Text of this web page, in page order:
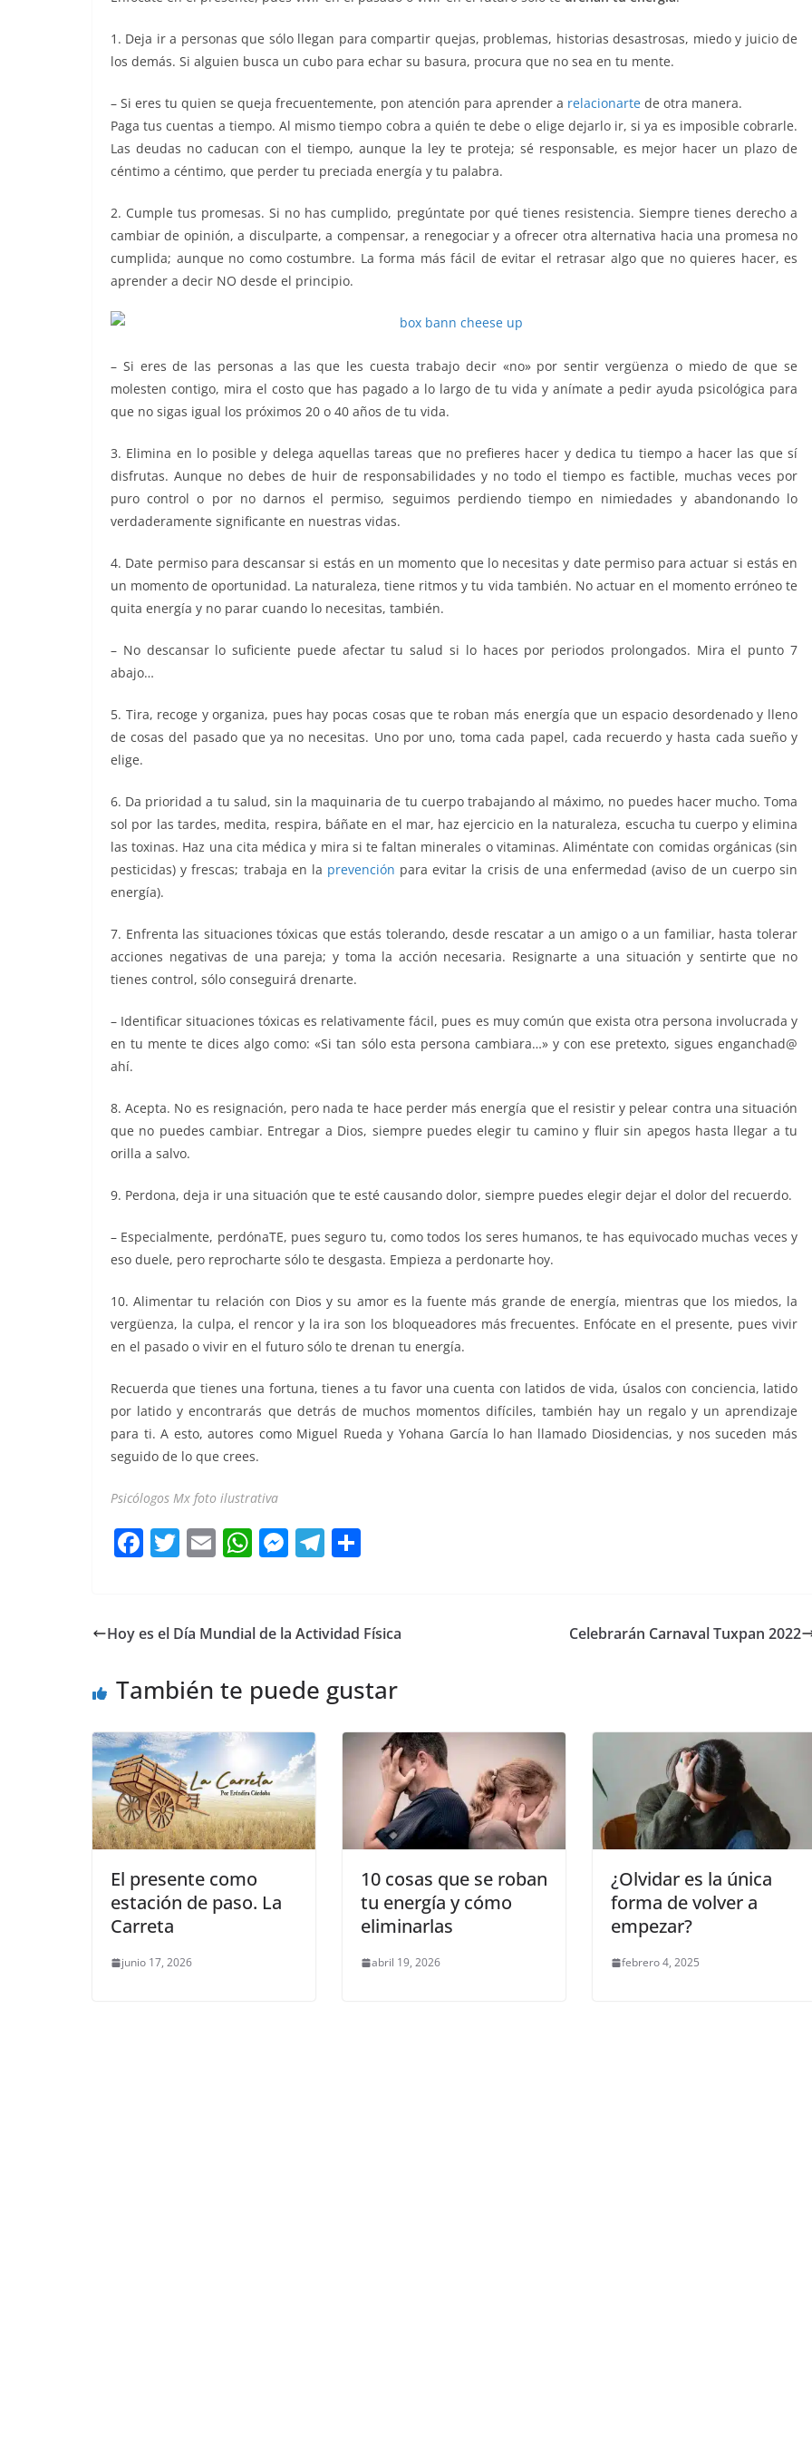
b
o
k
A
p
n
g
a
m
ar
tir
1. Deja ir a personas que sólo llegan para compartir quejas, problemas, historias desastrosas, miedo y juicio de
los demás. Si alguien busca un cubo para echar su basura, procura que no sea en tu mente.
– Si eres tu quien se queja frecuentemente, pon atención para aprender a relacionarte de otra manera.
Paga tus cuentas a tiempo. Al mismo tiempo cobra a quién te debe o elige dejarlo ir, si ya es imposible cobrarle.
Las deudas no caducan con el tiempo, aunque la ley te proteja; sé responsable, es mejor hacer un plazo de
céntimo a céntimo, que perder tu preciada energía y tu palabra.
2. Cumple tus promesas. Si no has cumplido, pregúntate por qué tienes resistencia. Siempre tienes derecho a
cambiar de opinión, a disculparte, a compensar, a renegociar y a ofrecer otra alternativa hacia una promesa no
cumplida; aunque no como costumbre. La forma más fácil de evitar el retrasar algo que no quieres hacer, es
aprender a decir NO desde el principio.
– Si eres de las personas a las que les cuesta trabajo decir «no» por sentir vergüenza o miedo de que se
molesten contigo, mira el costo que has pagado a lo largo de tu vida y anímate a pedir ayuda psicológica para
que no sigas igual los próximos 20 o 40 años de tu vida.
3. Elimina en lo posible y delega aquellas tareas que no prefieres hacer y dedica tu tiempo a hacer las que sí
disfrutas. Aunque no debes de huir de responsabilidades y no todo el tiempo es factible, muchas veces por
puro control o por no darnos el permiso, seguimos perdiendo tiempo en nimiedades y abandonando lo
verdaderamente significante en nuestras vidas.
4. Date permiso para descansar si estás en un momento que lo necesitas y date permiso para actuar si estás en
un momento de oportunidad. La naturaleza, tiene ritmos y tu vida también. No actuar en el momento erróneo te
quita energía y no parar cuando lo necesitas, también.
– No descansar lo suficiente puede afectar tu salud si lo haces por periodos prolongados. Mira el punto 7
abajo…
5. Tira, recoge y organiza, pues hay pocas cosas que te roban más energía que un espacio desordenado y lleno
de cosas del pasado que ya no necesitas. Uno por uno, toma cada papel, cada recuerdo y hasta cada sueño y
elige.
6. Da prioridad a tu salud, sin la maquinaria de tu cuerpo trabajando al máximo, no puedes hacer mucho. Toma
sol por las tardes, medita, respira, báñate en el mar, haz ejercicio en la naturaleza, escucha tu cuerpo y elimina
las toxinas. Haz una cita médica y mira si te faltan minerales o vitaminas. Aliméntate con comidas orgánicas (sin
pesticidas) y frescas; trabaja en la prevención para evitar la crisis de una enfermedad (aviso de un cuerpo sin
energía).
7. Enfrenta las situaciones tóxicas que estás tolerando, desde rescatar a un amigo o a un familiar, hasta tolerar
acciones negativas de una pareja; y toma la acción necesaria. Resignarte a una situación y sentirte que no
tienes control, sólo conseguirá drenarte.
– Identificar situaciones tóxicas es relativamente fácil, pues es muy común que exista otra persona involucrada y
en tu mente te dices algo como: «Si tan sólo esta persona cambiara…» y con ese pretexto, sigues enganchad@
ahí.
8. Acepta. No es resignación, pero nada te hace perder más energía que el resistir y pelear contra una situación
que no puedes cambiar. Entregar a Dios, siempre puedes elegir tu camino y fluir sin apegos hasta llegar a tu
orilla a salvo.
9. Perdona, deja ir una situación que te esté causando dolor, siempre puedes elegir dejar el dolor del recuerdo.
– Especialmente, perdónaTE, pues seguro tu, como todos los seres humanos, te has equivocado muchas veces y
eso duele, pero reprocharte sólo te desgasta. Empieza a perdonarte hoy.
10. Alimentar tu relación con Dios y su amor es la fuente más grande de energía, mientras que los miedos, la
vergüenza, la culpa, el rencor y la ira son los bloqueadores más frecuentes. Enfócate en el presente, pues vivir
en el pasado o vivir en el futuro sólo te drenan tu energía.
Recuerda que tienes una fortuna, tienes a tu favor una cuenta con latidos de vida, úsalos con conciencia, latido
por latido y encontrarás que detrás de muchos momentos difíciles, también hay un regalo y un aprendizaje
para ti. A esto, autores como Miguel Rueda y Yohana García lo han llamado Diosidencias, y nos suceden más
seguido de lo que crees.
Psicólogos Mx foto ilustrativa
F
e
o
k
T
er
E
l
W
s
p
p
M
e
g
T
gr
m
p
tir
Hoy es el Día Mundial de la Actividad Física Celebrarán Carnaval Tuxpan 2022
También te puede gustar
El presente como
estación de paso. La
Carreta
junio 17, 2026
10 cosas que se roban
tu energía y cómo
eliminarlas
abril 19, 2026
¿Olvidar es la única
forma de volver a
empezar?
febrero 4, 2025